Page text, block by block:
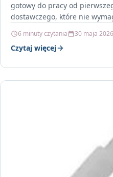
gotowy do pracy od
dostawczego, które nie
6 minuty czytania 30 maja 2026
Czytaj więcej